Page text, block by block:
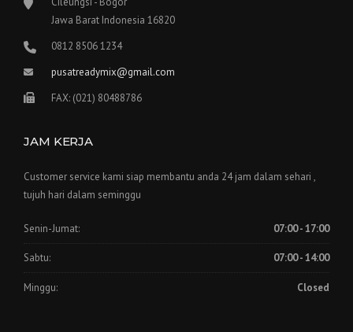
Jawa Barat Indonesia 16820
0812 8506 1234
pusatreadymix@gmail.com
FAX: (021) 80488786
JAM KERJA
Customer service kami siap membantu anda 24 jam dalam sehari ,
tujuh hari dalam seminggu
Senin-Jumat: 07:00 - 17:00
Sabtu: 07:00 - 14:00
Minggu: Closed